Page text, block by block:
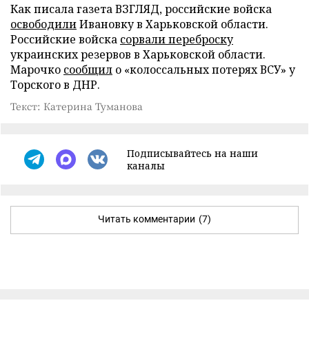
Как писала газета ВЗГЛЯД, российские войска
освободилиИвановку в Харьковской области.
Российские войска сорвали переброску
украинских резервов в Харьковской области.
Марочко сообщил о «колоссальных потерях ВСУ» у
Торского в ДНР.
Текст: Катерина Туманова
Подписывайтесь на наши
каналы
Читать комментарии (7)